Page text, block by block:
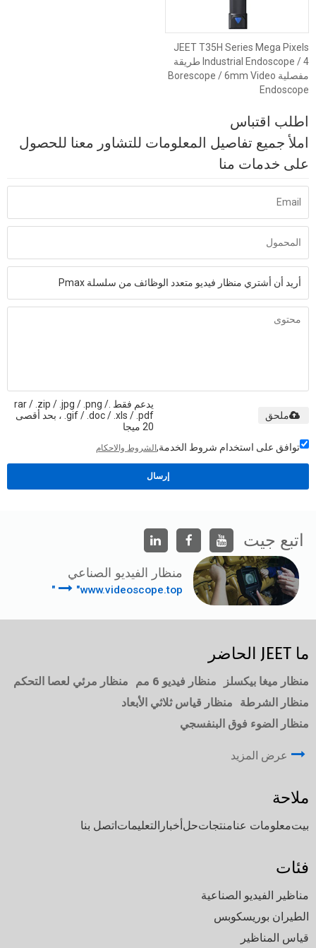
JEET T35H Series Mega Pixels
Industrial Endoscope / 4 طريقة
مفصلية Borescope / 6mm Video
Endoscope
اطلب اقتباس
املأ جميع تفاصيل المعلومات للتشاور معنا للحصول
على خدمات منا
يدعم فقط .rar / .zip / .jpg / .png /
.gif / .doc / .xls / .pdf ، بحد أقصى
20 ميجا
ملحق
توافق على استخدام شروط الخدمة, الشروط والاحكام
إرسال
اتبع جيت
منظار الفيديو الصناعي
"www.videoscope.top"
ما JEET الحاضر
منظار ميغا بيكسلز منظار فيديو 6 مم
منظار مرئي لعصا التحكم
منظار الشرطة
منظار قياس ثلاثي الأبعاد
منظار الضوء فوق البنفسجي
عرض المزيد
ملاحة
بيتمعلومات عنامنتجاتحلأخبار التعليماتاتصل بنا
فئات
مناظير الفيديو الصناعية
الطيران بوريسكوبس
قياس المناظير